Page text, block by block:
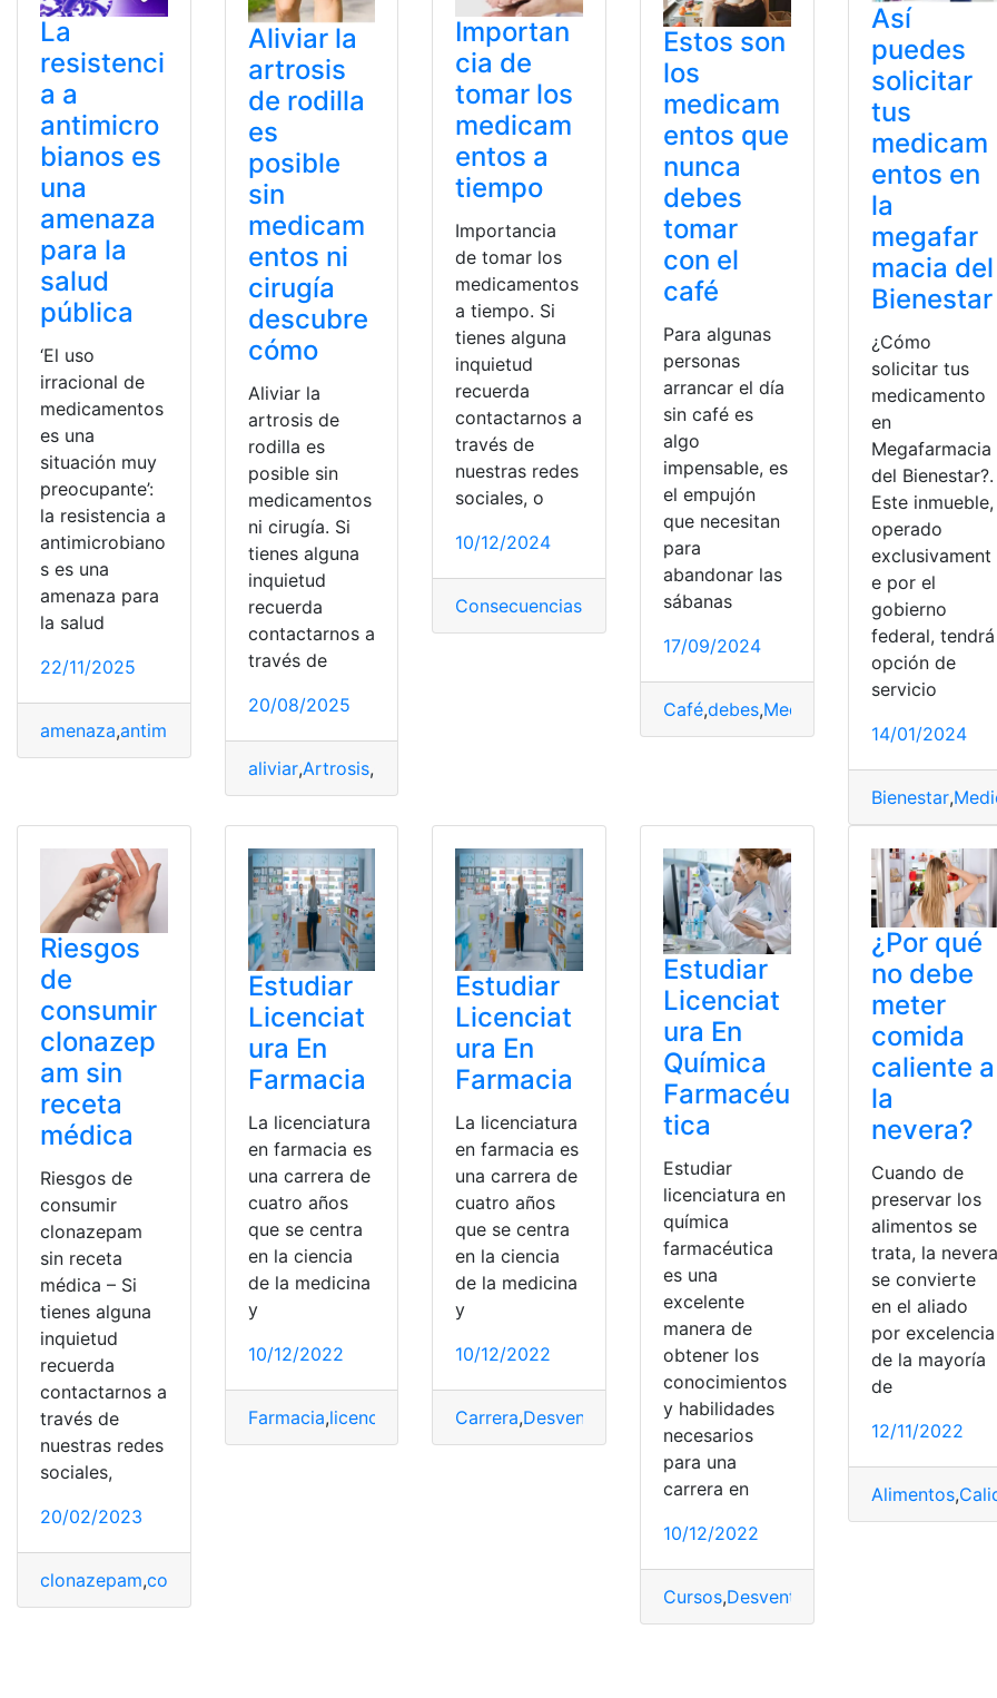
La
resistenci
a a
antimicro
bianos es
una
amenaza
para la
salud
pública
‘El uso
irracional de
medicamentos
es una
situación muy
preocupante’:
la resistencia a
antimicrobiano
s es una
amenaza para
la salud
22/11/2025
amenaza,antimicrobianos
Aliviar la
artrosis
de rodilla
es
posible
sin
medicam
entos ni
cirugía
descubre
cómo
Aliviar la
artrosis de
rodilla es
posible sin
medicamentos
ni cirugía. Si
tienes alguna
inquietud
recuerda
contactarnos a
través de
20/08/2025
aliviar,Artrosis,
Importan
cia de
tomar los
medicam
entos a
tiempo
Importancia
de tomar los
medicamentos
a tiempo. Si
tienes alguna
inquietud
recuerda
contactarnos a
través de
nuestras redes
sociales, o
10/12/2024
Consecuencias Medicamentos Tiempo
Estos son
los
medicam
entos que
nunca
debes
tomar
con el
café
Para algunas
personas
arrancar el día
sin café es
algo
impensable, es
el empujón
que necesitan
para
abandonar las
sábanas
17/09/2024
Café,debes,Medicamentos
Así
puedes
solicitar
tus
medicam
entos en
la
megafar
macia del
Bienestar
¿Cómo
solicitar tus
medicamento
en
Megafarmacia
del Bienestar?.
Este inmueble,
operado
exclusivament
e por el
gobierno
federal, tendrá
opción de
servicio
14/01/2024
Bienestar,
Riesgos
de
consumir
clonazep
am sin
receta
médica
Riesgos de
consumir
clonazepam
sin receta
médica – Si
tienes alguna
inquietud
recuerda
contactarnos a
través de
nuestras redes
sociales,
20/02/2023
clonazepam,consumir
Estudiar
Licenciat
ura En
Farmacia
La licenciatura
en farmacia es
una carrera de
cuatro años
que se centra
en la ciencia
de la medicina
y
10/12/2022
Farmacia,licenciatura Licenciatura En Farmacia Profesionales,Salud
Estudiar
Licenciat
ura En
Farmacia
La licenciatura
en farmacia es
una carrera de
cuatro años
que se centra
en la ciencia
de la medicina
y
10/12/2022
Carrera,Desventajas Enfermedades,Farmacia
Estudiar
Licenciat
ura En
Química
Farmacéu
tica
Estudiar
licenciatura en
química
farmacéutica
es una
excelente
manera de
obtener los
conocimientos
y habilidades
necesarios
para una
carrera en
10/12/2022
Cursos,Desventajas
¿Por qué
no debe
meter
comida
caliente a
la
nevera?
Cuando de
preservar los
alimentos se
trata, la nevera
se convierte
en el aliado
por excelencia
de la mayoría
de
12/11/2022
Alimentos,